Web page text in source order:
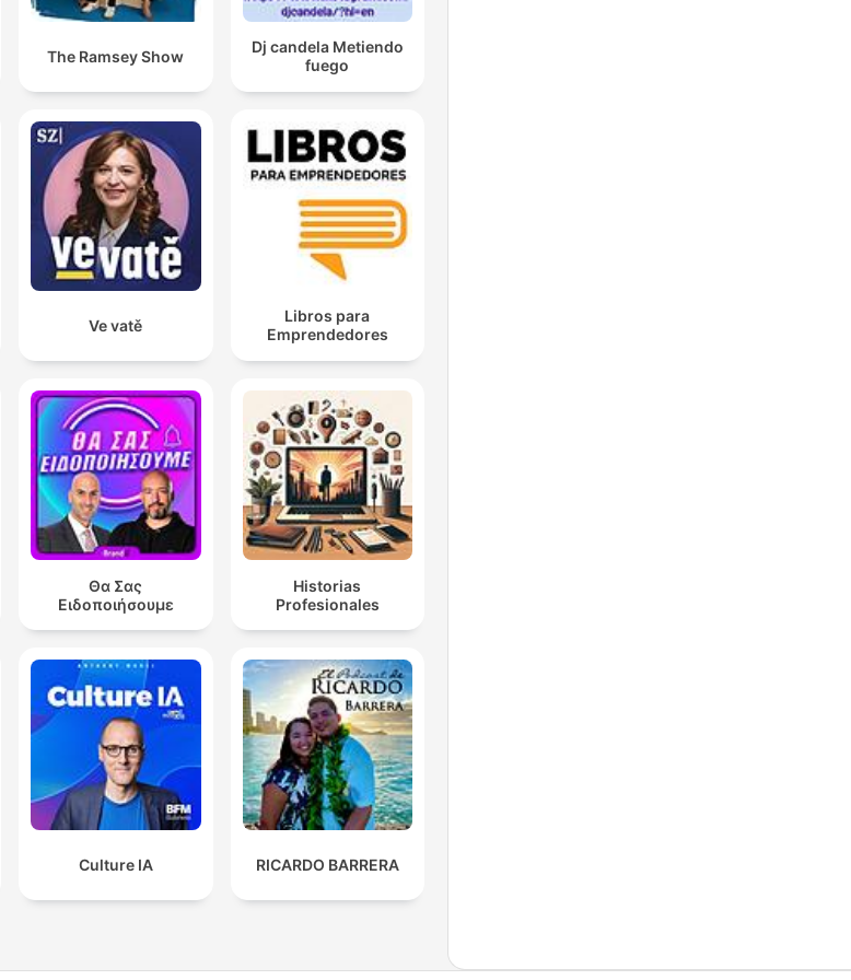
The Ramsey Show
Dj candela Metiendo
fuego
Ve vatě
Libros para
Emprendedores
Θα Σας
Ειδοποιήσουμε
Historias
Profesionales
Culture IA RICARDO BARRERA